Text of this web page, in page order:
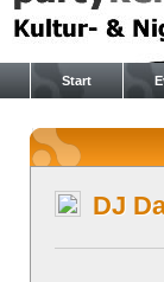
Start
DJ